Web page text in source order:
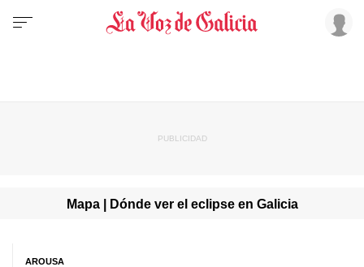
Mapa | Dónde ver el eclipse en Galicia
AROUSA